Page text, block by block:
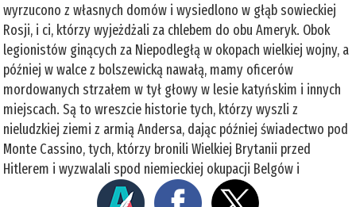
wyrzucono z własnych domów i wysiedlono w głąb sowieckiej
Rosji, i ci, którzy wyjeżdżali za chlebem do obu Ameryk. Obok
legionistów ginących za Niepodległą w okopach wielkiej wojny, a
później w walce z bolszewicką nawałą, mamy oficerów
mordowanych strzałem w tył głowy w lesie katyńskim i innych
miejscach. Są to wreszcie historie tych, którzy wyszli z
nieludzkiej ziemi z armią Andersa, dając później świadectwo pod
Monte Cassino, tych, którzy bronili Wielkiej Brytanii przed
Hitlerem i wyzwalali spod niemieckiej okupacji Belgów i